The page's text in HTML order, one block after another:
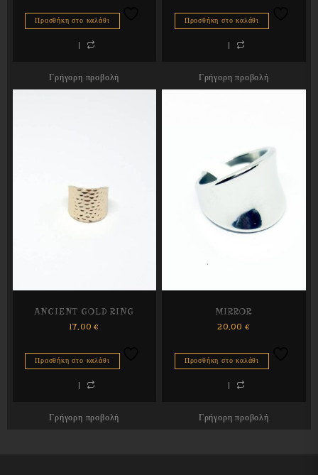
Προσθήκη στο καλάθι
Γρήγορη προβολή
Προσθήκη στο καλάθι
Γρήγορη προβολή
ANCIENT GOLD RING
17,00€
Προσθήκη στο καλάθι
Γρήγορη προβολή
MIRROR
20,00 €
Προσθήκη στο καλάθι
Γρήγορη προβολή